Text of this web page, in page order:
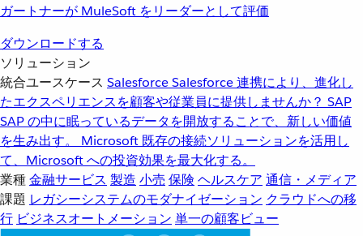
ガートナーが MuleSoft をリーダーとして評価
ダウンロードする
ソリューション
統合ユースケース SalesforceSalesforce 連携により、進化し
たエクスペリエンスを顧客や従業員に提供しませんか？ SAP
SAP の中に眠っているデータを開放することで、新しい価値
を生み出す。
Microsoft 既存の接続ソリューションを活用し
て、Microsoft への投資効果を最大化する。
業種金融サービス 製造 小売 保険 ヘルスケア 通信・メディア
課題 レガシーシステムのモダナイゼーション クラウドへの移
行 ビジネスオートメーション 単一の顧客ビュー